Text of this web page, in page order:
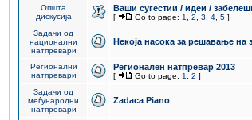
Општа
дискусија
Ваши сугестии / идеи /
[ Go to page: 1 2 3 4 5 ]
Задачи од
национални
натпревари
Некоја насока за решавање на
Регионални
натпревари
Регионален натпревар 2013
[ Go to page: 1 2 ]
Задачи од
меѓународни
натпревари
Zadaca Piano